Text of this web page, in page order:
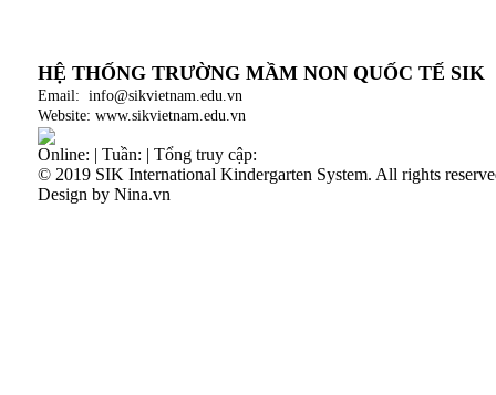
HỆ THỐNG TRƯỜNG MẦM NON QUỐC TẾ SIK
Email: info@sikvietnam.edu.vn
Website: www.sikvietnam.edu.vn
Online: | Tuần: | Tổng truy cập:
© 2019 SIK International Kindergarten System. All rights
Design by Nina.vn